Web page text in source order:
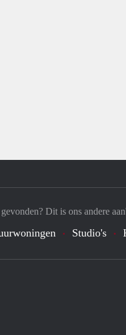
Dit is ons andere
Studio's